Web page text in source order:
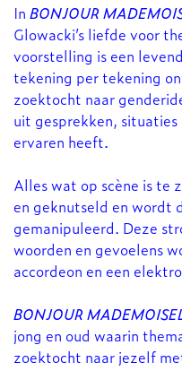
In BONJOUR
Glowacki’s liefde voor
voorstelling is een
tekening per tekening
zoektocht naar
uit gesprekken,
ervaren heeft.
Alles wat op scène is te
en geknutseld en wordt
gemanipuleerd. Deze
woorden en gevoelens
accordeon en een
BONJOUR
jong en oud waarin
zoektocht naar jezelf
Inzoomen